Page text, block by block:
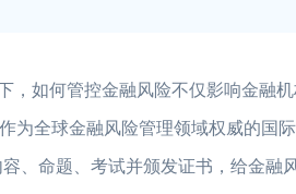
，如何管控金融风险不仅影响金融
为全球金融风险管理领域权威的国
、命题、考试并颁发证书，给金